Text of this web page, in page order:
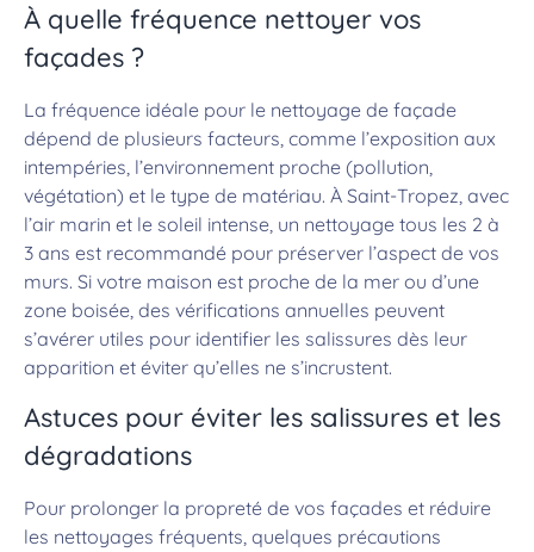
À quelle fréquence nettoyer vos
façades ?
La fréquence idéale pour le nettoyage de façade
dépend de plusieurs facteurs, comme l’exposition aux
intempéries, l’environnement proche (pollution,
végétation) et le type de matériau. À Saint-Tropez, avec
l’air marin et le soleil intense, un nettoyage tous les 2 à
3 ans est recommandé pour préserver l’aspect de vos
murs. Si votre maison est proche de la mer ou d’une
zone boisée, des vérifications annuelles peuvent
s’avérer utiles pour identifier les salissures dès leur
apparition et éviter qu’elles ne s’incrustent.
Astuces pour éviter les salissures et les
dégradations
Pour prolonger la propreté de vos façades et réduire
les nettoyages fréquents, quelques précautions